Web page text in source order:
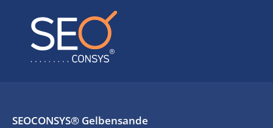
SEOCONSYS® Gelbensande